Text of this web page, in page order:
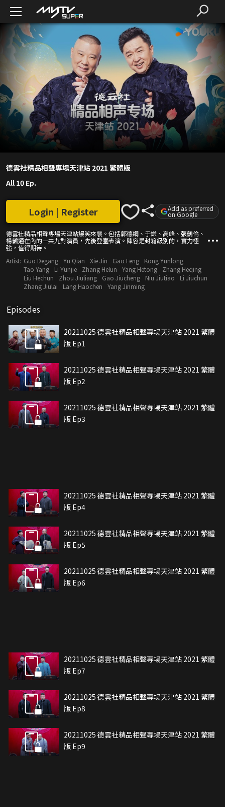
德雲社精品相聲專場天津站 2021 繁體版
All 10 Ep.
德雲社精品相聲專場天津站爆笑來襲。包括郭德綱、于謙、高峰、張鶴倫、
楊鶴通在內的一共九對演員，先後登臺表演。陣容是封箱級別的，實力極
強，值得期待。
Login | Register Add as preferred
on Google
Artist: Guo Degang Yu Qian Xie Jin Gao Feng
Kong Yunlong
Tao Yang
Li Yunjie Zhang Helun Yang Hetong
Zhang Heqing
Liu Hechun
Zhou Jiuliang Gao Jiucheng Niu Jiutiao
Li Jiuchun
Zhang Jiulai
Lang Haochen Yang Jinming
Episodes
20211025 德雲社精品相聲專場天津站 2021 繁體
版 Ep1
20211025 德雲社精品相聲專場天津站 2021 繁體
版 Ep2
20211025 德雲社精品相聲專場天津站 2021 繁體
版 Ep3
20211025 德雲社精品相聲專場天津站 2021 繁體
版 Ep4
20211025 德雲社精品相聲專場天津站 2021 繁體
版 Ep5
20211025 德雲社精品相聲專場天津站 2021 繁體
版 Ep6
20211025 德雲社精品相聲專場天津站 2021 繁體
版 Ep7
20211025 德雲社精品相聲專場天津站 2021 繁體
版 Ep8
20211025 德雲社精品相聲專場天津站 2021 繁體
版 Ep9